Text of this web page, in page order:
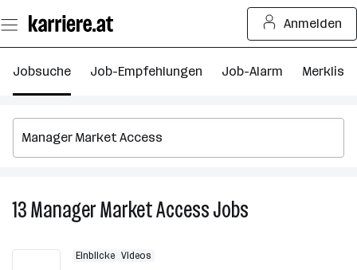
Seiteninhalt
springen
Anmelden
Jobsuche Job-Empfehlungen Job-Alarm Merkliste
13Manager Market AccessJobs
Einblicke Videos